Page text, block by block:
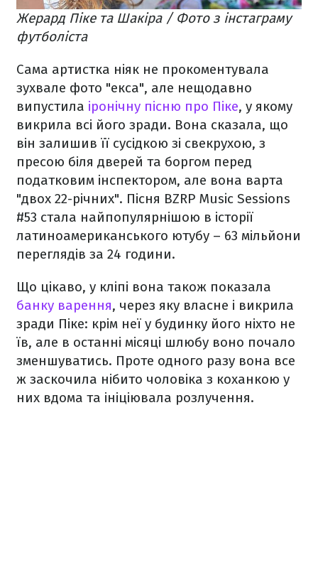
Жерард Піке та Шакіра / Фото з інстаграму
футболіста
Сама артистка ніяк не прокоментувала
зухвале фото "екса", але нещодавно
випустила іронічну пісню про Піке, у якому
викрила всі його зради. Вона сказала, що
він залишив її сусідкою зі свекрухою, з
пресою біля дверей та боргом перед
податковим інспектором, але вона варта
"двох 22-річних". Пісня BZRP Music Sessions
#53 стала найпопулярнішою в історії
латиноамериканського ютубу – 63 мільйони
переглядів за 24 години.
Що цікаво, у кліпі вона також показала
банку варення, через яку власне і викрила
зради Піке: крім неї у будинку його ніхто не
їв, але в останні місяці шлюбу воно почало
зменшуватись. Проте одного разу вона все
ж заскочила нібито чоловіка з коханкою у
них вдома та ініціювала розлучення.